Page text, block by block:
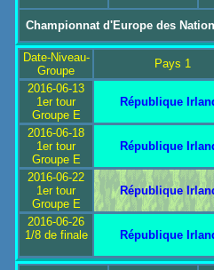
Championnat d'Europe des
Date-Niveau-
Groupe
Pays 1
2016-06-13
1er tour
Groupe E
République
2016-06-18
1er tour
Groupe E
République
2016-06-22
1er tour
Groupe E
République
2016-06-26
1/8 de finale
République